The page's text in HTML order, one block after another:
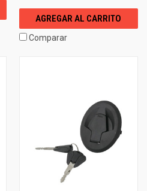
AGREGAR AL CARRITO
Comparar